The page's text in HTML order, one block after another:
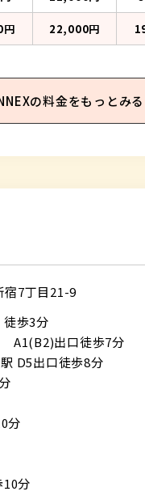
22,000円
の料金をもっとみる
宿7丁目21-9
歩3分
A1(B2)出口徒歩7分
D5出口徒歩8分
分
10分